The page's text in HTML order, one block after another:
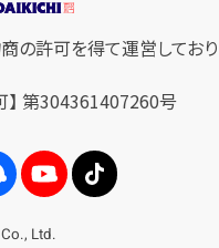
の許可を得て運営しており
】 第304361407260号
Ltd.